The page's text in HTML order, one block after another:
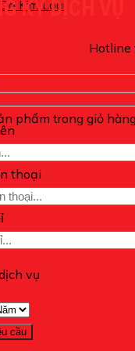
Kim Loại
phẩm trong giỏ
KÝ DỊCH VỤ
Hotline
thoại
vụ